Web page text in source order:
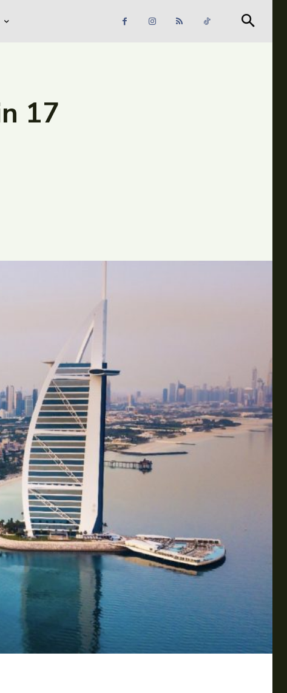
Căutare
17